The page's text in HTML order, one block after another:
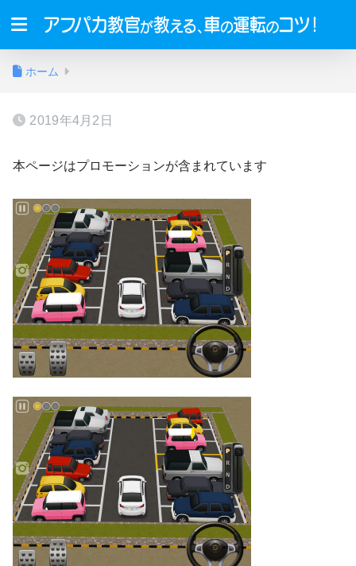
ホーム
2019年4月2日
本ページはプロモーションが含まれています